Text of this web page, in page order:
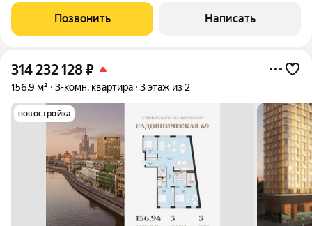
спальни, 3 санузла. Много окон, квартира светлая. Из окон
открывается вид в
Позвонить Написать
314 232 128₽
156,9 м² 3-комн. квартира 3 этаж из 2
новостройка